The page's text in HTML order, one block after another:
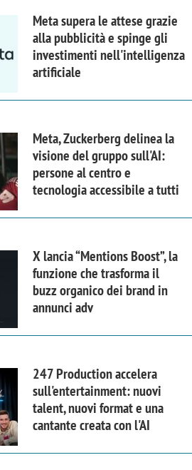
Meta supera le attese grazie
alla pubblicità e spinge gli
investimenti nell'intelligenza
artificiale
Meta, Zuckerberg delinea la
visione del gruppo sull'AI:
persone al centro e
tecnologia accessibile a tutti
X lancia “Mentions Boost”, la
funzione che trasforma il
buzz organico dei brand in
annunci adv
247 Production accelera
sull'entertainment: nuovi
talent, nuovi format e una
cantante creata con l'AI